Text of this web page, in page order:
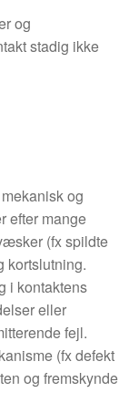
og
stadig ikke
og
efter mange
(fx spildte
kortslutning.
i kontaktens
eller
fejl.
(fx defekt
og fremskynde